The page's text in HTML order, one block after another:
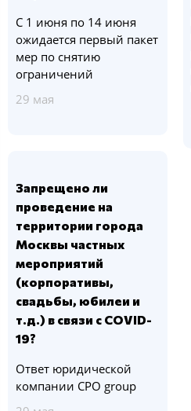
С 1 июня по 14 июня
ожидается первый пакет
мер по снятию
ограничений
29 мая
Запрещено ли
проведение на
территории города
Москвы частных
мероприятий
(корпоративы,
свадьбы, юбилеи и
т.д.) в связи с COVID-
19?
Ответ юридической
компании CPO group